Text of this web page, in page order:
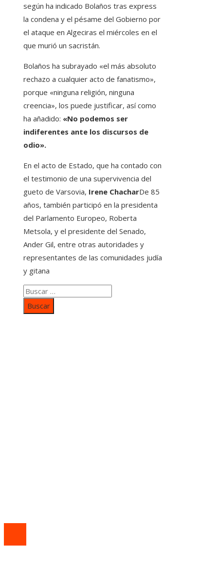
según ha indicado Bolaños tras express
la condena y el pésame del Gobierno por
el ataque en Algeciras el miércoles en el
que murió un sacristán.
Bolaños ha subrayado «el más absoluto
rechazo a cualquier acto de fanatismo»,
porque «ninguna religión, ninguna
creencia», los puede justificar, así como
ha añadido: «No podemos ser
indiferentes ante los discursos de
odio».
En el acto de Estado, que ha contado con
el testimonio de una supervivencia del
gueto de Varsovia, Irene ChacharDe 85
años, también participó en la presidenta
del Parlamento Europeo, Roberta
Metsola, y el presidente del Senado,
Ander Gil, entre otras autoridades y
representantes de las comunidades judía
y gitana
Buscar: